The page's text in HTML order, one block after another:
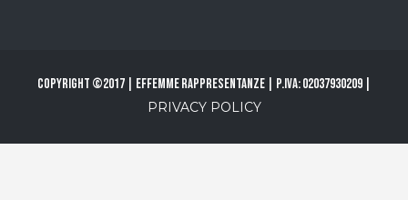
Copyright ©2017 | Effemme Rappresentanze | P.Iva: 02037930209 |
PRIVACY POLICY